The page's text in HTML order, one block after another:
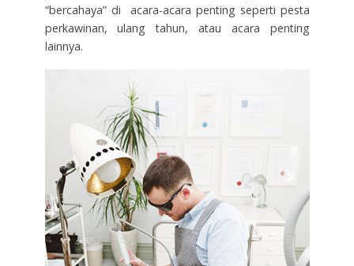
“bercahaya” di acara-acara penting seperti pesta
perkawinan, ulang tahun, atau acara penting
lainnya.